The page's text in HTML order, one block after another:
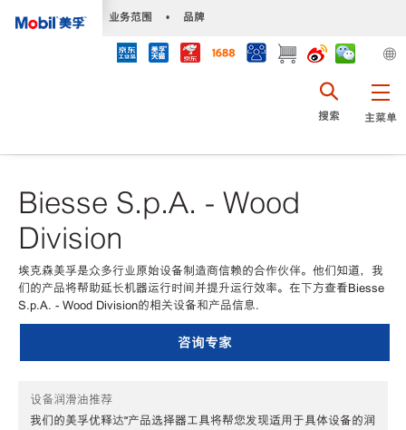
业务范围 • 品牌
主菜单
搜索
Biesse S.p.A. - Wood
Division
埃克森美孚是众多行业原始设备制造商信赖的合作伙伴。他们知道，我
们的产品将帮助延长机器运行时间并提升运行效率。在下方查看Biesse
S.p.A. - Wood Division的相关设备和产品信息.
咨询专家
设备润滑油推荐
我们的美孚优释达℠产品选择器工具将帮您发现适用于具体设备的润